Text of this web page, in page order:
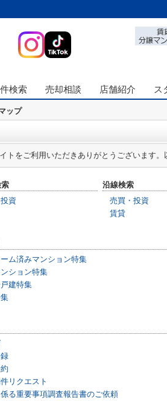
検索 売却相談 店舗紹介 ス
ップ
トをご利用いただきありがとうございます。
資
沿線検索
売買・投資
賃貸
ーム済みマンション特集
ション特集
建特集
リクエスト
る重要事項調査報告書のご依頼